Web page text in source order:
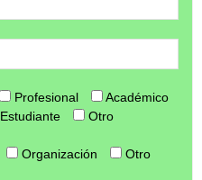
Profesional
Académico
Estudiante Otro
Organización Otro